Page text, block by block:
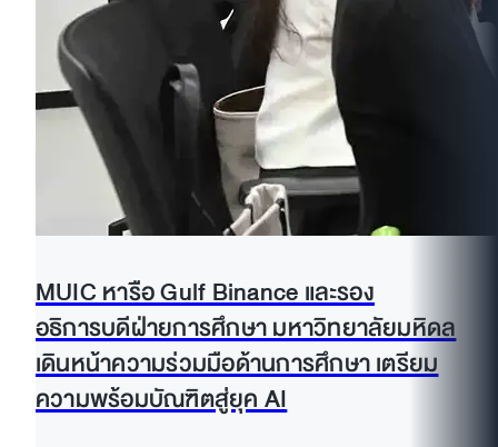
MUIC หารือ Gulf Binance และรอง
อธิการบดีฝ่ายการศึกษา มหาวิทยาลัยมหิดล
เดินหน้าความร่วมมือด้านการศึกษา เตรียม
ความพร้อมบัณฑิตสู่ยุค AI